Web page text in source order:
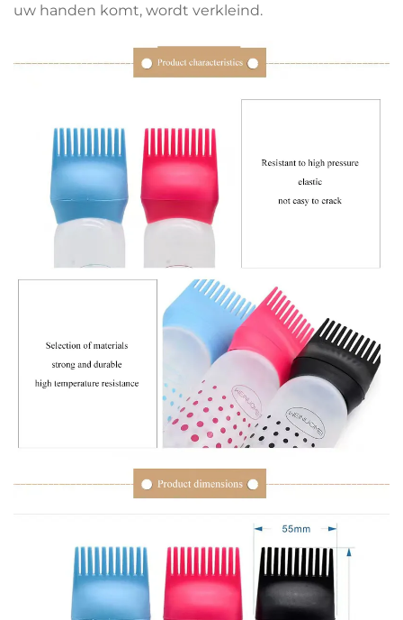
uw handen komt, wordt verkleind.